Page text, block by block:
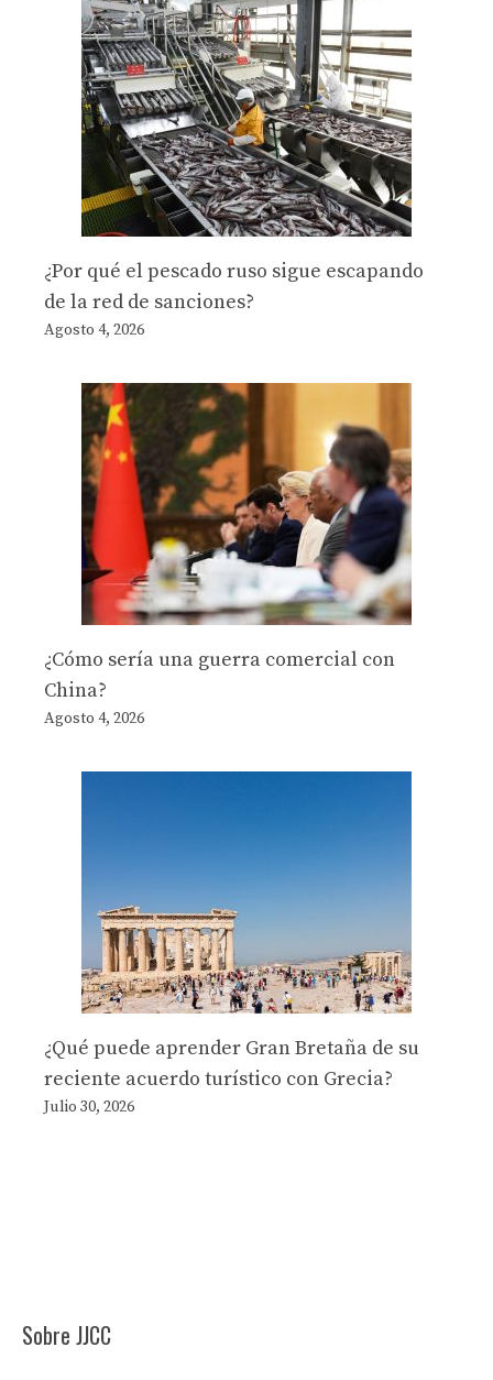
¿Por qué el pescado ruso sigue escapando
de la red de sanciones?
Agosto 4, 2026
¿Cómo sería una guerra comercial con
China?
Agosto 4, 2026
¿Qué puede aprender Gran Bretaña de su
reciente acuerdo turístico con Grecia?
Julio 30, 2026
Sobre JJCC